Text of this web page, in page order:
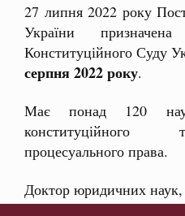
27 липня 2022 року
України
Конституційного Суду
серпня 2022 року.
Має понад 120
конституційного
процесуального права.
Доктор юридичних